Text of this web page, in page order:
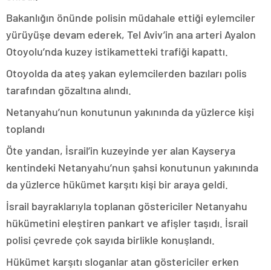
Bakanlığın önünde polisin müdahale ettiği eylemciler
yürüyüşe devam ederek, Tel Aviv’in ana arteri Ayalon
Otoyolu’nda kuzey istikametteki trafiği kapattı.
Otoyolda da ateş yakan eylemcilerden bazıları polis
tarafından gözaltına alındı.
Netanyahu’nun konutunun yakınında da yüzlerce kişi
toplandı
Öte yandan, İsrail’in kuzeyinde yer alan Kayserya
kentindeki Netanyahu’nun şahsi konutunun yakınında
da yüzlerce hükümet karşıtı kişi bir araya geldi.
İsrail bayraklarıyla toplanan göstericiler Netanyahu
hükümetini eleştiren pankart ve afişler taşıdı. İsrail
polisi çevrede çok sayıda birlikle konuşlandı.
Hükümet karşıtı sloganlar atan göstericiler erken